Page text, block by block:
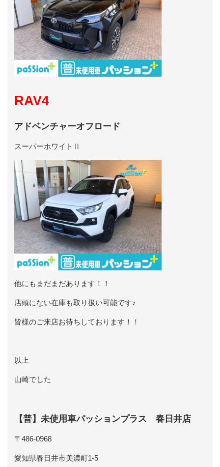
RAV4
アドベンチャーオフロード
スーパーホワイトⅡ
他にもまだまだあります！！
店頭にない在庫も取り扱い可能です♪
皆様のご来店お待ちしております！！
以上
山崎でした
【普】未使用車パッションプラス 春日井店
〒486-0968
愛知県春日井市美濃町1-5